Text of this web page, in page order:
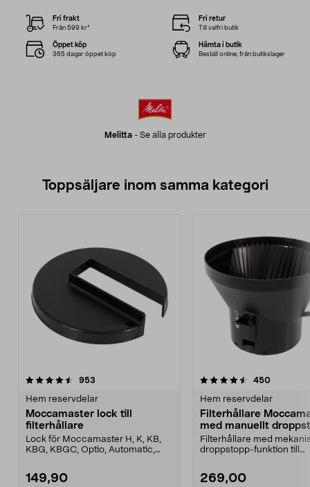
Melitta- Se alla produkter
Fri frakt
Från 599 kr*
Fri retur
Till valfri butik
Öppet köp
365 dagar öppet köp
Hämta i butik
Beställ online, från butikslager
Toppsäljare inom samma kategori
953
Hem reservdelar
Moccamaster lock till
filterhållare
Lock för Moccamaster H, K, KB,
KBG, KBGC, Optio, Automatic,
149,90
4.5 av 5 stjärnor 450
Hem reservdelar
Filterhållare
med manuellt
Filterhållare med
droppstopp-funktion till
269,00
4.5 av 5 stjärnor